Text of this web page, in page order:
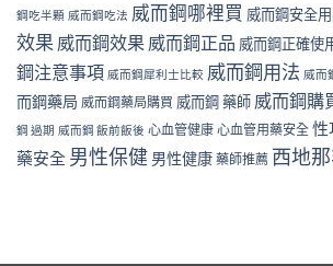
鋼吃半顆 威而鋼吃法 威而鋼哪裡買 威而鋼安全
效果 威而鋼效果 威而鋼正品 威而鋼正確使
鋼注意事項 威而鋼犀利士比較 威而鋼用法 威而
而鋼藥局 威而鋼藥局購買 威而鋼 藥師 威而鋼購
鋼 過期 威而鋼 飯前飯後 心血管健康 心血管用藥安全 性
藥安全 男性保健 男性健康 藥師推薦 西地